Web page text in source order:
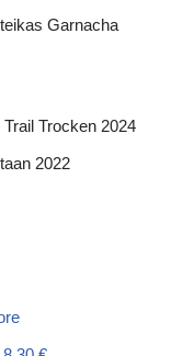
Garnacha
Trocken 2024
2022